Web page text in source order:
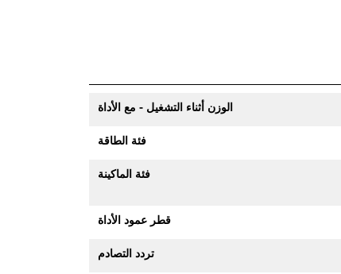
الوزن أثناء التشغيل - مع الأداة
فئة الطاقة
فئة الماكينة
قطر عمود الأداة
تردد التصادم